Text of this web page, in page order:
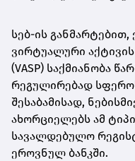
სებ-ის
ვირტუალური
(VASP) საქმიანობა
რეგულირებად
შესაბამისად,
ახორციელებს ამ
სავალდებულო
ეროვნულ ბანკში.